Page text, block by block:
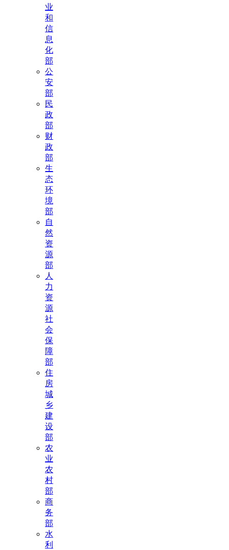
业
和
信
息
化
部
公
安
部
民
政
部
财
政
部
生
态
环
境
部
自
然
资
源
部
人
力
资
源
社
会
保
障
部
住
房
城
乡
建
设
部
农
业
农
村
部
商
务
部
水
利